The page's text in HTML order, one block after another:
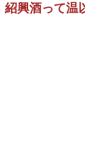
紹興酒って温